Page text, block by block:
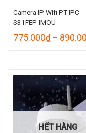
Camera IP Wifi PT IPC-
S31FEP-IMOU
775.000₫ –
HẾT HÀNG